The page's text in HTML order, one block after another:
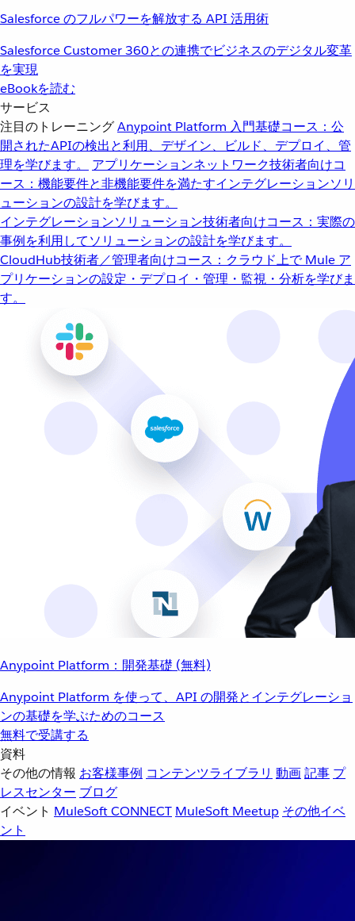
Salesforce のフルパワーを解放する API 活用術
Salesforce Customer 360との連携でビジネスのデジタル変革
を実現
eBookを読む
サービス
注目のトレーニングAnypoint Platform 入門基礎コース：公
開されたAPIの検出と利用、デザイン、ビルド、デプロイ、管
理を学びます。
アプリケーションネットワーク技術者向けコ
ース：機能要件と非機能要件を満たすインテグレーションソリ
ューションの設計を学びます。
インテグレーションソリューション技術者向けコース：実際の
事例を利用してソリューションの設計を学びます。
CloudHub技術者／管理者向けコース：クラウド上で Mule ア
プリケーションの設定・デプロイ・管理・監視・分析を学びま
す。
Anypoint Platform：開発基礎 (無料)
Anypoint Platform を使って、API の開発とインテグレーショ
ンの基礎を学ぶためのコース
無料で受講する
資料
その他の情報 お客様事例 コンテンツライブラリ 動画記事 プ
レスセンター ブログ
イベント MuleSoft CONNECT MuleSoft Meetup その他イベ
ント